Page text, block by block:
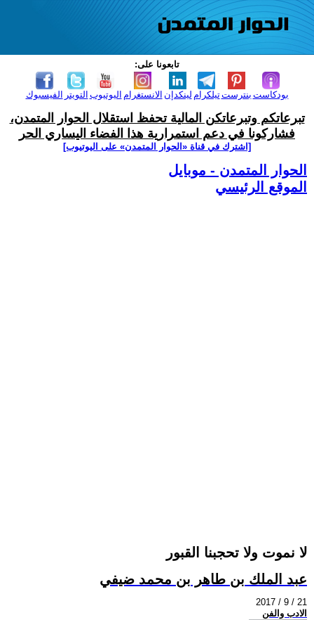
تابعونا على:
الفيسبوك التويتر اليوتيوب الانستغرام لينكدإن تيلكرامبنترست بودكاست
تبرعاتكم وتبرعاتكن المالية تحفظ استقلال الحوار المتمدن،
فشاركونا في دعم استمرارية هذا الفضاء اليساري الحر
[اشترك في قناة ‫«الحوار المتمدن» على اليوتيوب]
الحوار المتمدن - موبايل
الموقع الرئيسي
لا نموت ولا تحجبنا القبور
عبد الملك بن طاهر بن محمد ضيفي
2017 / 9 / 21
الادب والفن